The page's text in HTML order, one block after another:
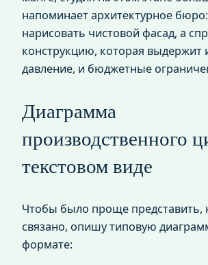
напоминает архитектурное
нарисовать чистовой фасад, а
конструкцию, которая выдержит
давление, и бюджетные
Диаграмма
производственного
текстовом виде
Чтобы было проще представить,
связано, опишу типовую
формате: